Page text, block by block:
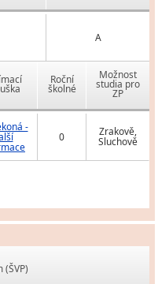
A
Roční
školné
Možnost
studia pro
ZP
-
0 Zrakově,
Sluchově